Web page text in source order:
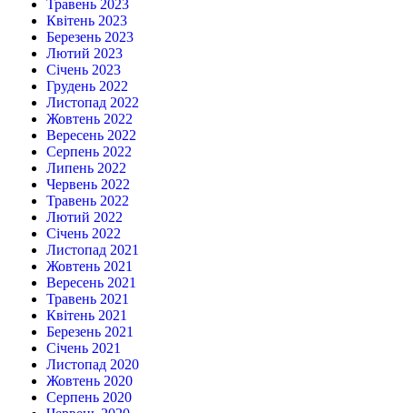
Травень 2023
Квітень 2023
Березень 2023
Лютий 2023
Січень 2023
Грудень 2022
Листопад 2022
Жовтень 2022
Вересень 2022
Серпень 2022
Липень 2022
Червень 2022
Травень 2022
Лютий 2022
Січень 2022
Листопад 2021
Жовтень 2021
Вересень 2021
Травень 2021
Квітень 2021
Березень 2021
Січень 2021
Листопад 2020
Жовтень 2020
Серпень 2020